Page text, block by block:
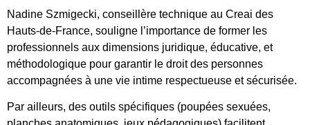
Nadine Szmigecki, conseillère technique au Creai des
Hauts-de-France, souligne l’importance de former les
professionnels aux dimensions juridique, éducative, et
méthodologique pour garantir le droit des personnes
accompagnées à une vie intime respectueuse et sécurisée.
Par ailleurs, des outils spécifiques (poupées sexuées,